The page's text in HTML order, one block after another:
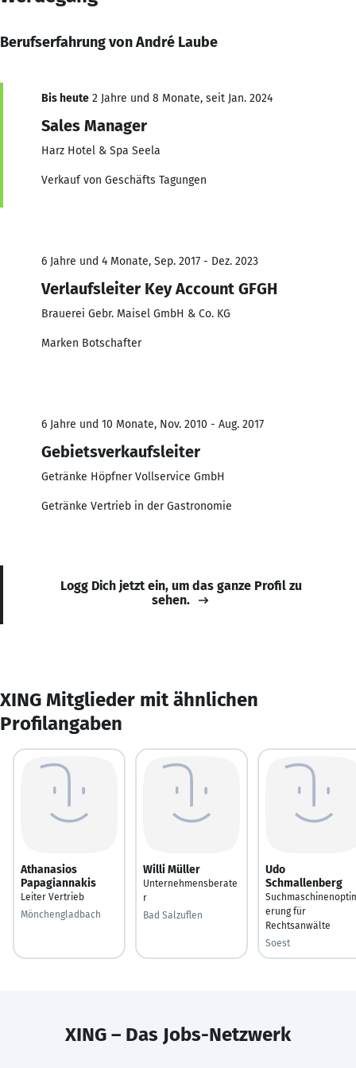
Berufserfahrung von André Laube
Bis heute 2 Jahre und 8 Monate, seit Jan. 2024
Sales Manager
Harz Hotel & Spa Seela
Verkauf von Geschäfts Tagungen
6 Jahre und 4 Monate, Sep. 2017 - Dez. 2023
Verlaufsleiter Key Account GFGH
Brauerei Gebr. Maisel GmbH & Co. KG
Marken Botschafter
6 Jahre und 10 Monate, Nov. 2010 - Aug. 2017
Gebietsverkaufsleiter
Getränke Höpfner Vollservice GmbH
Getränke Vertrieb in der Gastronomie
Logg Dich jetzt ein, um das ganze Profil zu
sehen.
XING Mitglieder mit ähnlichen
Profilangaben
Athanasios
Papagiannakis
Leiter Vertrieb
Mönchengladbach
Willi Müller
Unternehmensberate
r
Bad Salzuflen
Udo
Schmallenberg
erung für
Rechtsanwälte
Soest
XING – Das Jobs-Netzwerk